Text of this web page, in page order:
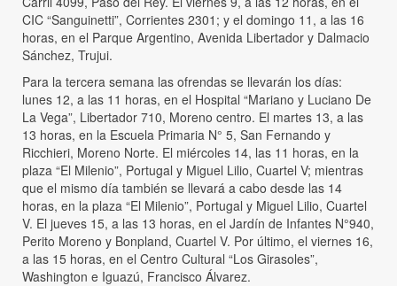
CIC “Sanguinetti”, Corrientes 2301; y el domingo 11, a las 16
horas, en el Parque Argentino, Avenida Libertador y Dalmacio
Sánchez, Trujui.
Para la tercera semana las ofrendas se llevarán los días:
lunes 12, a las 11 horas, en el Hospital “Mariano y Luciano De
La Vega”, Libertador 710, Moreno centro. El martes 13, a las
13 horas, en la Escuela Primaria N° 5, San Fernando y
Ricchieri, Moreno Norte. El miércoles 14, las 11 horas, en la
plaza “El Milenio”, Portugal y Miguel Lilio, Cuartel V; mientras
que el mismo día también se llevará a cabo desde las 14
horas, en la plaza “El Milenio”, Portugal y Miguel Lilio, Cuartel
V. El jueves 15, a las 13 horas, en el Jardín de Infantes N°940,
Perito Moreno y Bonpland, Cuartel V. Por último, el viernes 16,
a las 15 horas, en el Centro Cultural “Los Girasoles”,
Washington e Iguazú, Francisco Álvarez.